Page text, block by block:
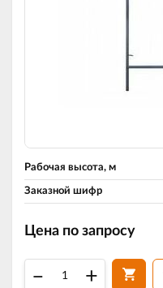
Рабочая высота, м
Заказной шифр
Цена по запросу
– +